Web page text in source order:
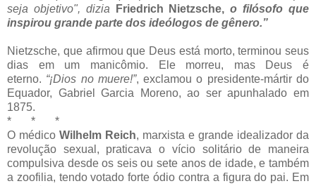
seja objetivo", dizia
Friedrich Nietzsche, o filósofo que
inspirou grande parte dos ideólogos de gênero.”
Nietzsche, que afirmou que Deus está morto, terminou seus
dias em um manicômio. Ele morreu, mas Deus é
eterno. “¡Dios no muere!”, exclamou o presidente-mártir do
Equador, Gabriel Garcia Moreno, ao ser apunhalado em
1875.
* * *
O médico Wilhelm Reich, marxista e grande idealizador da
revolução sexual, praticava o vício solitário de maneira
compulsiva desde os seis ou sete anos de idade, e também
a zoofilia, tendo votado forte ódio contra a figura do pai. Em